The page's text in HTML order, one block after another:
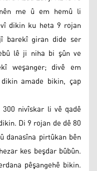
me û em hemû li
dikin ku heta 9 rojan
barekî giran dide ser
lê ji niha bi şûn ve
weşanger; divê em
amade bikin, çap
nivîskar li vê qadê
Di 9 rojan de dê 80
danasîna pirtûkan bên
kes beşdar bûbûn.
pêşangehê bikin.